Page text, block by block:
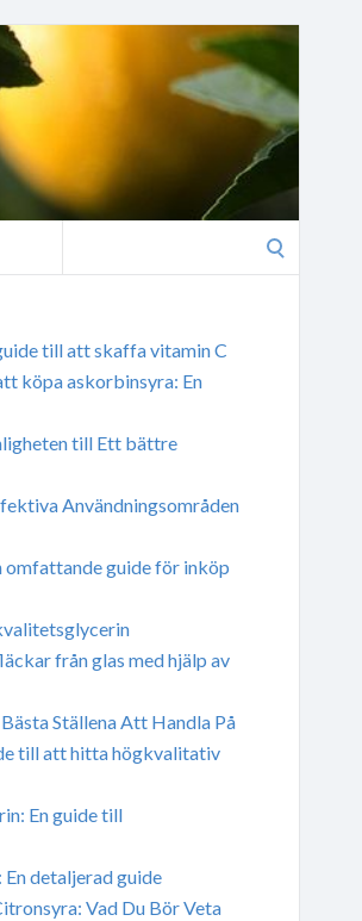
till att skaffa vitamin C
köpa askorbinsyra: En
till Ett bättre
Användningsområden
omfattande guide för inköp
från glas med hjälp av
Ställena Att Handla På
till att hitta högkvalitativ
En guide till
detaljerad guide
Vad Du Bör Veta